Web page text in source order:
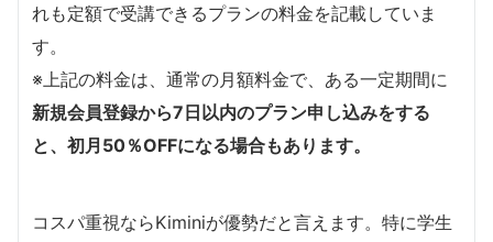
れも定額で受講できるプランの料金を記載していま
す。
※上記の料金は、通常の月額料金で、ある一定期間に
新規会員登録から7日以内のプラン申し込みをする
と、初月50％OFFになる場合もあります。
コスパ重視ならKiminiが優勢だと言えます。特に学生